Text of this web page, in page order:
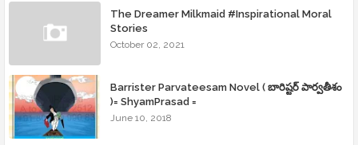
The Dreamer Milkmaid #Inspirational Moral
Stories
October 02, 2021
Barrister Parvateesam Novel ( బారిష్టర్ పార్వతీశం
)= ShyamPrasad =
June 10, 2018